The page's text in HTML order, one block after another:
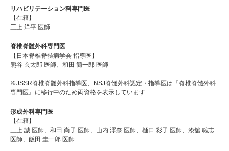
リハビリテーション科専門医
【在籍】
三上 洋平 医師
脊椎脊髄外科専門医
【日本脊椎脊髄病学会 指導医】
熊谷 玄太郎 医師、和田 簡一郎 医師
※JSSR脊椎脊髄外科指導医、NSJ脊髄外科認定・指導医は『脊椎脊髄外科
専門医』に移行中のため両資格を表示しています
形成外科専門医
【在籍】
三上 誠 医師、和田 尚子 医師、山内 澪奈 医師、樋口 彩子 医師、漆舘 聡志
医師、飯田 圭一郎 医師